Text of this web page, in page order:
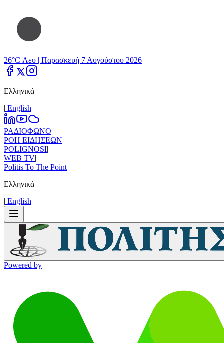
26°C Λευ | Παρασκευή 7 Αυγούστου 2026
Ελληνικά
| Εnglish
ΡΑΔΙΟΦΩΝΟ|
ΡΟΗ ΕΙΔΗΣΕΩΝ|
POLIGNOSI|
WEB TV|
Politis To The Point
Ελληνικά
| Εnglish
Powered by